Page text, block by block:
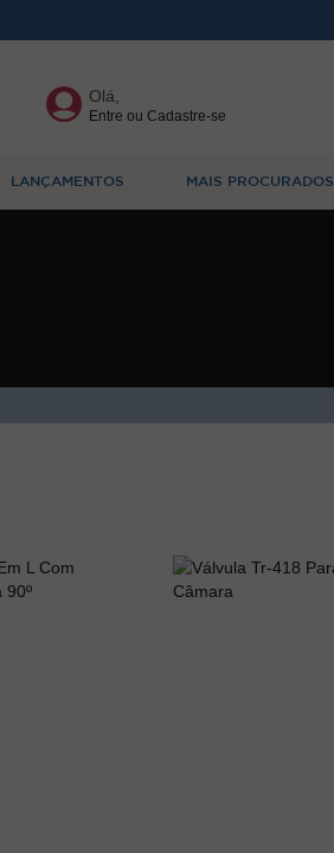
Olá,
Entre ou Cadastre-se
LANÇAMENTOS MAIS PROCURADOS